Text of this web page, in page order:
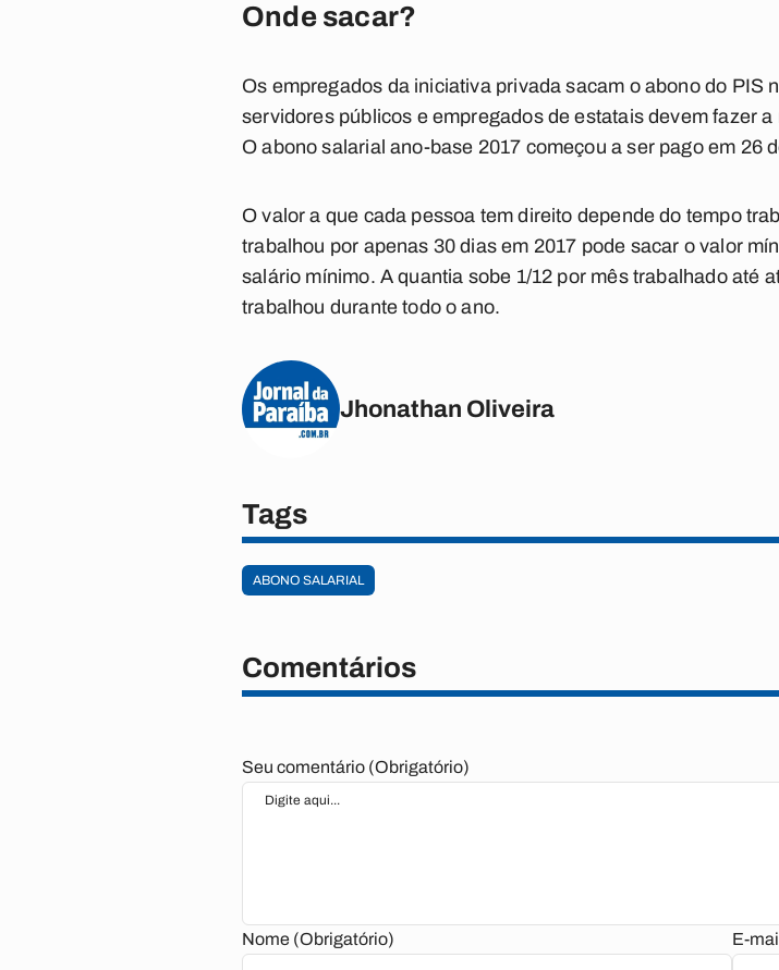
Onde sacar?
Os empregados da iniciativa privada sacam o abono do PIS
servidores públicos e empregados de estatais devem fazer
O abono salarial ano-base 2017 começou a ser pago em 26
O valor a que cada pessoa tem direito depende do tempo
trabalhou por apenas 30 dias em 2017 pode sacar o valor
salário mínimo. A quantia sobe 1/12 por mês trabalhado até
trabalhou durante todo o ano.
Jhonathan Oliveira
Tags
ABONO SALARIAL
Comentários
Seu comentário (Obrigatório)
Nome (Obrigatório) E-